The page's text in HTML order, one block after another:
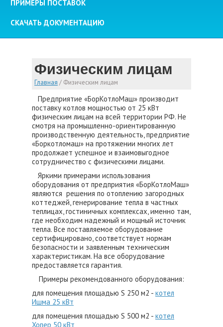
ПРИМЕРЫ ПОСТАВОК
СКАЧАТЬ ДОКУМЕНТАЦИЮ
Физическим лицам
Главная / Физическим лицам
Предприятие «БорКотлоМаш» производит
поставку котлов мощностью от 25 кВт
физическим лицам на всей территории РФ. Не
смотря на промышленно-ориентированную
производственную деятельность, предприятие
«Боркотломаш» на протяжении многих лет
продолжает успешное и взаимовыгодное
сотрудничество с физическими лицами.
Яркими примерами использования
оборудования от предприятия «БорКотлоМаш»
являются решения по отоплению загородных
коттеджей, генерирование тепла в частных
теплицах, гостиничных комплексах, именно там,
где необходим надежный и мощный источник
тепла. Все поставляемое оборудование
сертифицировано, соответствует нормам
безопасности и заявленным техническим
характеристикам. На все оборудование
предоставляется гарантия.
Примеры рекомендованного оборудования:
для помещения площадью S 250 м2 - котел
Ишма 25 кВт
для помещения площадью S 500 м2 - котел
Хопер 50 кВт